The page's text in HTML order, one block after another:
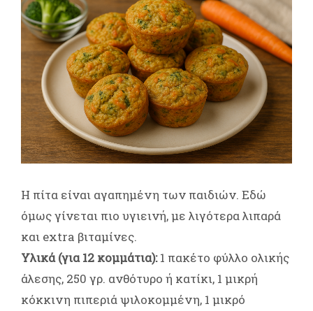
Η πίτα είναι αγαπημένη των παιδιών. Εδώ
όμως γίνεται πιο υγιεινή, με λιγότερα λιπαρά
και extra βιταμίνες.
Υλικά (για 12 κομμάτια):1 πακέτο φύλλο ολικής
άλεσης, 250 γρ. ανθότυρο ή κατίκι, 1 μικρή
κόκκινη πιπεριά ψιλοκομμένη, 1 μικρό